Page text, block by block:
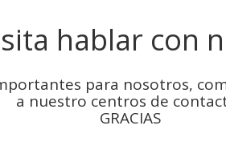
hablar con
para nosotros,
a nuestro centros de
GRACIAS